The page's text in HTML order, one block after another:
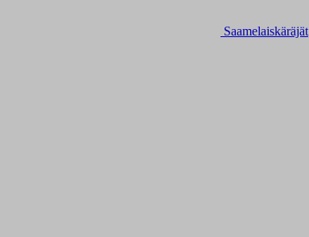
Saamelaiskäräjät